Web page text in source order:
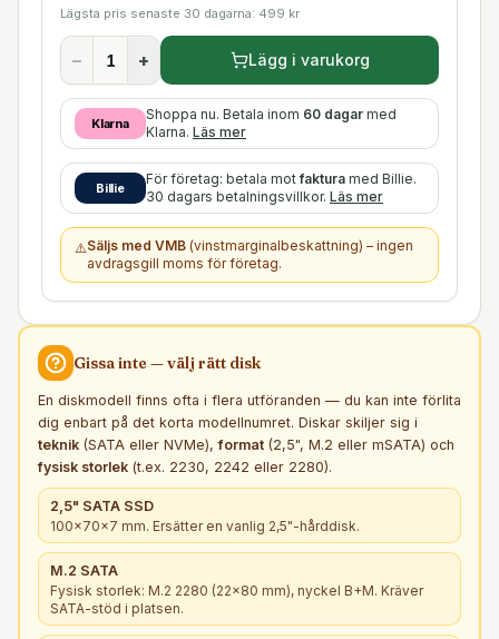
Lägsta pris senaste 30 dagarna: 499 kr
− + Lägg i varukorg
Klarna
Shoppa nu. Betala inom 60 dagar med
Klarna. Läs mer
Billie
För företag: betala motfaktura med Billie.
30 dagars betalningsvillkor. Läs mer
⚠️Säljs med VMB (vinstmarginalbeskattning) – ingen
avdragsgill moms för företag.
Gissa inte — välj rätt disk
En diskmodell finns ofta i flera utföranden — du kan inte förlita
dig enbart på det korta modellnumret. Diskar skiljer sig i
teknik (SATA eller NVMe),format (2,5", M.2 eller mSATA) och
fysisk storlek (t.ex. 2230, 2242 eller 2280).
2,5" SATA SSD
100×70×7 mm. Ersätter en vanlig 2,5"-hårddisk.
M.2 SATA
Fysisk storlek: M.2 2280 (22×80 mm), nyckel B+M. Kräver
SATA-stöd i platsen.